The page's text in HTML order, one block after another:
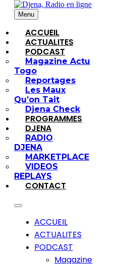
Menu
ACCUEIL
ACTUALITES
PODCAST
Magazine Actu
Togo
Reportages
Les Maux
Qu’on Tait
Djena Check
PROGRAMMES
DJENA
RADIO
DJENA
MARKETPLACE
VIDEOS
REPLAYS
CONTACT
ACCUEIL
ACTUALITES
PODCAST
Magazine